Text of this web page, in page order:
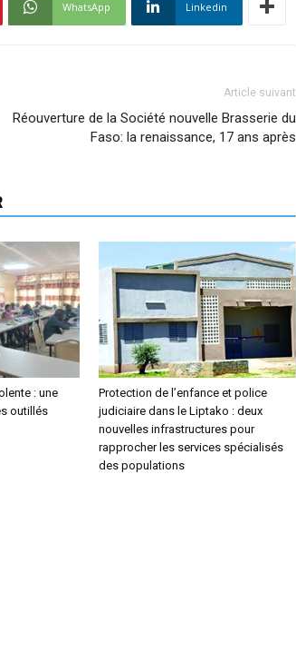
WhatsApp Linkedin
Article suivant
Réouverture de la Société nouvelle Brasserie du
Faso: la renaissance, 17 ans après
: une
outillés
Protection de l’enfance et police
judiciaire dans le Liptako : deux
nouvelles infrastructures pour
rapprocher les services spécialisés
des populations